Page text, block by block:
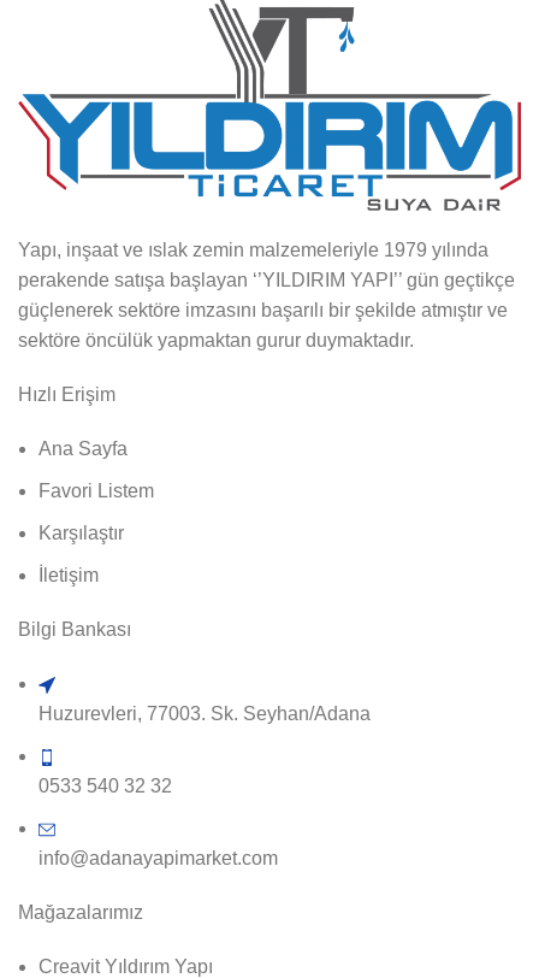
Yapı, inşaat ve ıslak zemin malzemeleriyle 1979 yılında
perakende satışa başlayan ‘’YILDIRIM YAPI’’ gün geçtikçe
güçlenerek sektöre imzasını başarılı bir şekilde atmıştır ve
sektöre öncülük yapmaktan gurur duymaktadır.
Hızlı Erişim
Ana Sayfa
Favori Listem
Karşılaştır
İletişim
Bilgi Bankası
Huzurevleri, 77003. Sk. Seyhan/Adana
0533 540 32 32
info@adanayapimarket.com
Mağazalarımız
Creavit Yıldırım Yapı